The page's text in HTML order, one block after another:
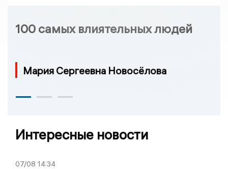
100 самых влиятельных людей
Мария Сергеевна Новосёлова
Интересные новости
07/08 14:34